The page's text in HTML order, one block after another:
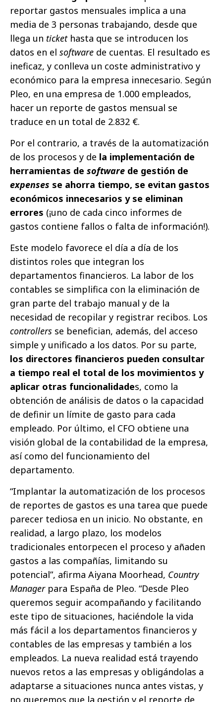
reportar gastos mensuales implica a una
media de 3 personas trabajando, desde que
llega un tickethasta que se introducen los
datos en el software de cuentas. El resultado es
ineficaz, y conlleva un coste administrativo y
económico para la empresa innecesario. Según
Pleo, en una empresa de 1.000 empleados,
hacer un reporte de gastos mensual se
traduce en un total de 2.832 €.
Por el contrario, a través de la automatización
de los procesos y de la implementación de
herramientas de software de gestión de
expenses se ahorra tiempo, se evitan gastos
económicos innecesarios y se eliminan
errores (¡uno de cada cinco informes de
gastos contiene fallos o falta de información!).
Este modelo favorece el día a día de los
distintos roles que integran los
departamentos financieros. La labor de los
contables se simplifica con la eliminación de
gran parte del trabajo manual y de la
necesidad de recopilar y registrar recibos. Los
controllers se benefician, además, del acceso
simple y unificado a los datos. Por su parte,
los directores financieros pueden consultar
a tiempo real el total de los movimientos y
aplicar otras funcionalidades, como la
obtención de análisis de datos o la capacidad
de definir un límite de gasto para cada
empleado. Por último, el CFO obtiene una
visión global de la contabilidad de la empresa,
así como del funcionamiento del
departamento.
“Implantar la automatización de los procesos
de reportes de gastos es una tarea que puede
parecer tediosa en un inicio. No obstante, en
realidad, a largo plazo, los modelos
tradicionales entorpecen el proceso y añaden
gastos a las compañías, limitando su
potencial”, afirma Aiyana Moorhead, Country
Manager para España de Pleo. “Desde Pleo
queremos seguir acompañando y facilitando
este tipo de situaciones, haciéndole la vida
más fácil a los departamentos financieros y
contables de las empresas y también a los
empleados. La nueva realidad está trayendo
nuevos retos a las empresas y obligándolas a
adaptarse a situaciones nunca antes vistas, y
no queremos que la gestión y el reporte de